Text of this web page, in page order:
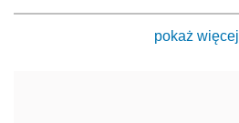
pokaż więcej